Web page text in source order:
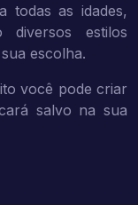
todas as idades,
diversos estilos
escolha.
você pode criar
salvo na sua